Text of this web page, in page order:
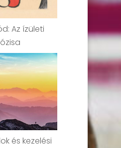
Az ízületi
és kezelési